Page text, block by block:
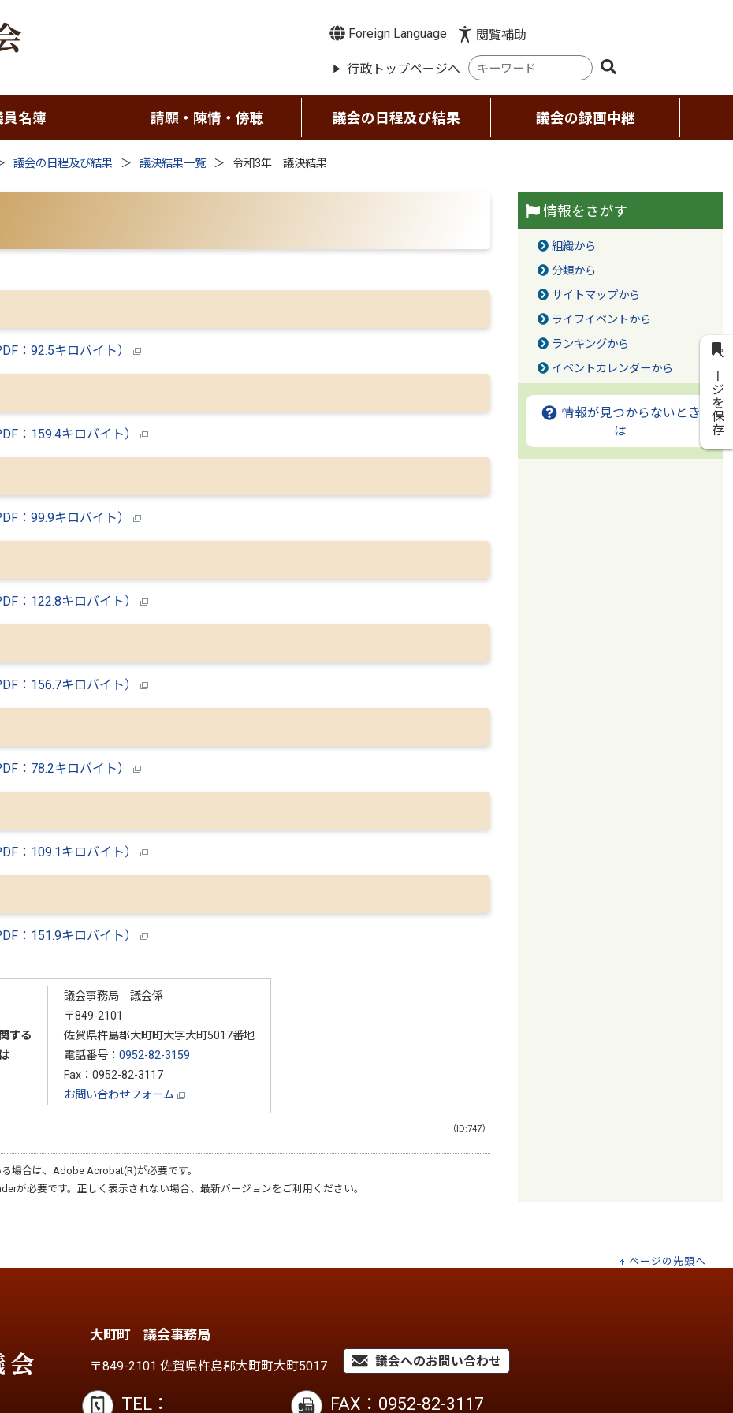
Foreign Language 閲覧補助
行政トップページへ
検
索
キ
員名簿 請願・陳情・傍聴 議会の日程及び結果 議会の録画中継
議会の日程及び結果 議決結果一覧 令和3年 議決結果
：92.5キロバイト）
：159.4キロバイト）
：99.9キロバイト）
：122.8キロバイト）
：156.7キロバイト）
：78.2キロバイト）
：109.1キロバイト）
：151.9キロバイト）
する
議会事務局 議会係
〒849-2101
佐賀県杵島郡大町町大字大町5017番地
電話番号： 0952-82-3159
Fax：0952-82-3117
お問い合わせフォーム
（ID:747）
場合は、 Adobe Acrobat(R)が必要です。
が必要です。正しく表示されない場合、最新バージョンをご利用ください。
情報をさがす
組織から
分類から
サイトマップから
ライフイベントから
ランキングから
イベントカレンダーから
情報が見つからないとき
は
ページの先頭へ
大町町 議会事務局
〒849-2101 佐賀県杵島郡大町町大町5017 議会へのお問い合わせ
TEL： FAX：0952-82-3117
ページを保存